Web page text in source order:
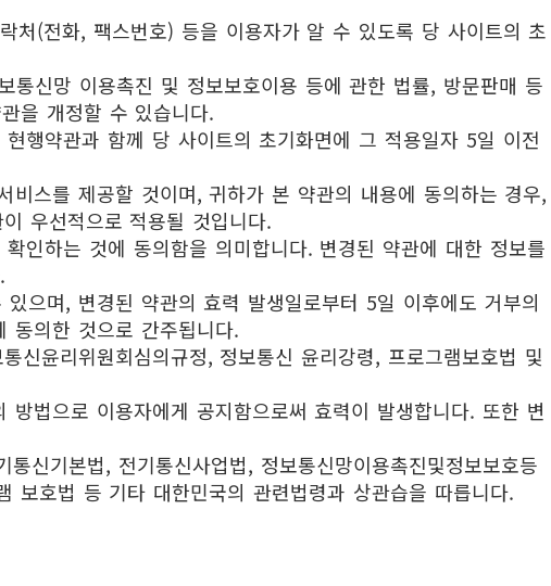
처(전화, 팩스번호) 등을 이용자가 알 수 있도록 당 사이트의 초
통신망 이용촉진 및 정보보호이용 등에 관한 법률, 방문판매 등
을 개정할 수 있습니다.
행약관과 함께 당 사이트의 초기화면에 그 적용일자 5일 이전
스를 제공할 것이며, 귀하가 본 약관의 내용에 동의하는 경우,
우선적으로 적용될 것입니다.
인하는 것에 동의함을 의미합니다. 변경된 약관에 대한 정보를
으며, 변경된 약관의 효력 발생일로부터 5일 이후에도 거부의
동의한 것으로 간주됩니다.
신윤리위원회심의규정, 정보통신 윤리강령, 프로그램보호법 및
법으로 이용자에게 공지함으로써 효력이 발생합니다. 또한 변
신기본법, 전기통신사업법, 정보통신망이용촉진및정보보호등
보호법 등 기타 대한민국의 관련법령과 상관습을 따릅니다.